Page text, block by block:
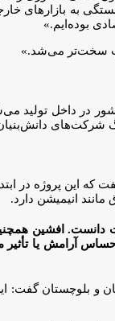
به بازارهای
بوده‌ایم.»
سخت‌تر می‌شد.»
داخل تولید
شرکت‌های
که این پروژه
انیمیشن دارد.
دانست. افشین
یا تأثیر